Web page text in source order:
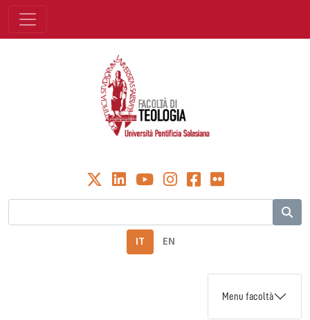
IT EN
Menu facoltà